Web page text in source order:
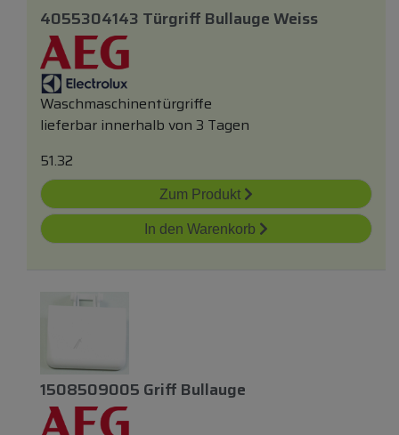
4055304143 Türgriff Bullauge Weiss
Waschmaschinentürgriffe
lieferbar innerhalb von 3 Tagen
51.32
Zum Produkt
In den Warenkorb
1508509005 Griff Bullauge